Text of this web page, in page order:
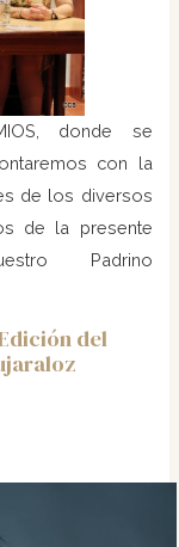
donde se
con la
de los diversos
de la presente
Padrino
del